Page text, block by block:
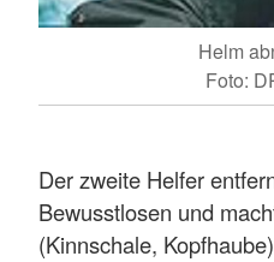
Helm
Foto:
Der zweite Helfer
Bewusstlosen und
(Kinnschale,